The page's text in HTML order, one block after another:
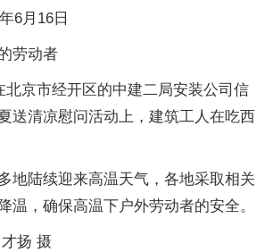
6月16日
劳动者
北京市经开区的中建二局安装公司信
送清凉慰问活动上，建筑工人在吃西
地陆续迎来高温天气，各地采取相关
温，确保高温下户外劳动者的安全。
扬 摄